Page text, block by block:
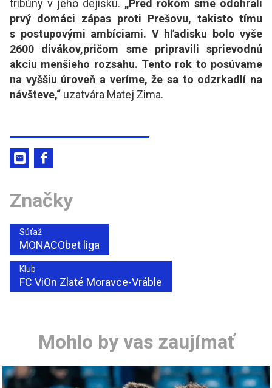
tribúny v jeho dejisku. „Pred rokom sme odohrali
prvý domáci zápas proti Prešovu, takisto tímu
s postupovými ambíciami. V hľadisku bolo vyše
2600 divákov,pričom sme pripravili sprievodnú
akciu menšieho rozsahu. Tento rok to posúvame
na vyššiu úroveň a veríme, že sa to odzrkadlí na
návšteve,“ uzatvára Matej Zima.
Značky
Súťaž
MONACObet liga
Klub
FC ViOn Zlaté Moravce-Vráble
Mohlo by vas zaujímať